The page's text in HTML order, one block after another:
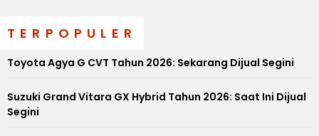
TERPOPULER
Toyota Agya G CVT Tahun 2026: Sekarang Dijual Segini
Suzuki Grand Vitara GX Hybrid Tahun 2026: Saat Ini Dijual
Segini